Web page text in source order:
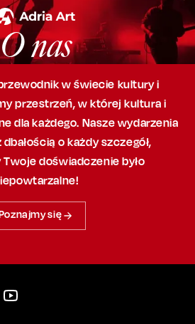
O nas
w świecie kultury i
przestrzeń,w której kultura i
dla każdego. Nasze wydarzenia
dbałością o każdy szczegół,
Twoje doświadczenie było
się